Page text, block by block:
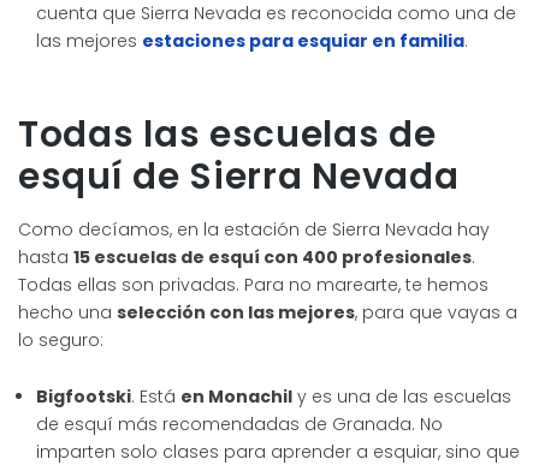
cuenta que Sierra Nevada es reconocida como una de
las mejores estaciones para esquiar en familia.
Todas las escuelas de
esquí de Sierra Nevada
Como decíamos, en la estación de Sierra Nevada hay
hasta 15 escuelas de esquí con 400 profesionales.
Todas ellas son privadas. Para no marearte, te hemos
hecho una selección con las mejores, para que vayas a
lo seguro:
Bigfootski. Está en Monachil y es una de las escuelas
de esquí más recomendadas de Granada. No
imparten solo clases para aprender a esquiar, sino que